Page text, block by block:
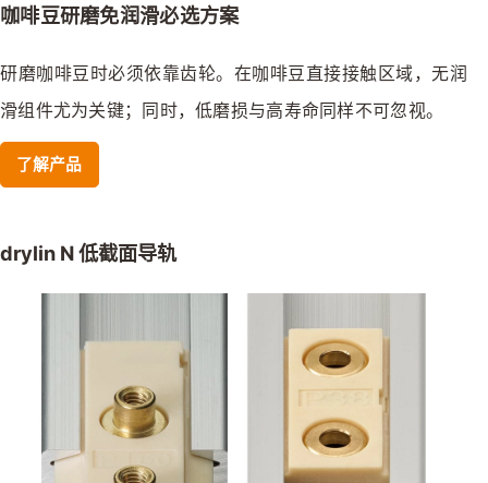
咖啡豆研磨免润滑必选方案
研磨咖啡豆时必须依靠齿轮。在咖啡豆直接接触区域，无润
滑组件尤为关键；同时，低磨损与高寿命同样不可忽视。
了解产品
drylin N 低截面导轨